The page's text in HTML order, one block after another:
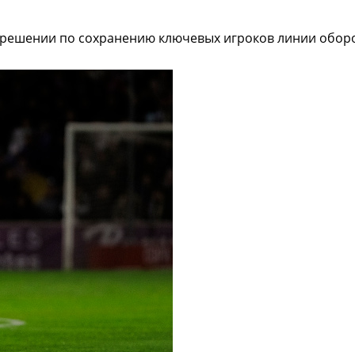
по сохранению ключевых игроков линии